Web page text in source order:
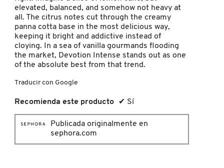
OLAPLEX
ONE SIZE
elevated, balanced, and somehow not heavy at
all. The citrus notes cut through the creamy
panna cotta base in the most delicious way,
keeping it bright and addictive instead of
cloying. In a sea of vanilla gourmands flooding
the market, Devotion Intense stands out as one
of the absolute best from that trend.
Traducir con Google
Recomienda este producto ✔ Sí
Publicada originalmente en
sephora.com